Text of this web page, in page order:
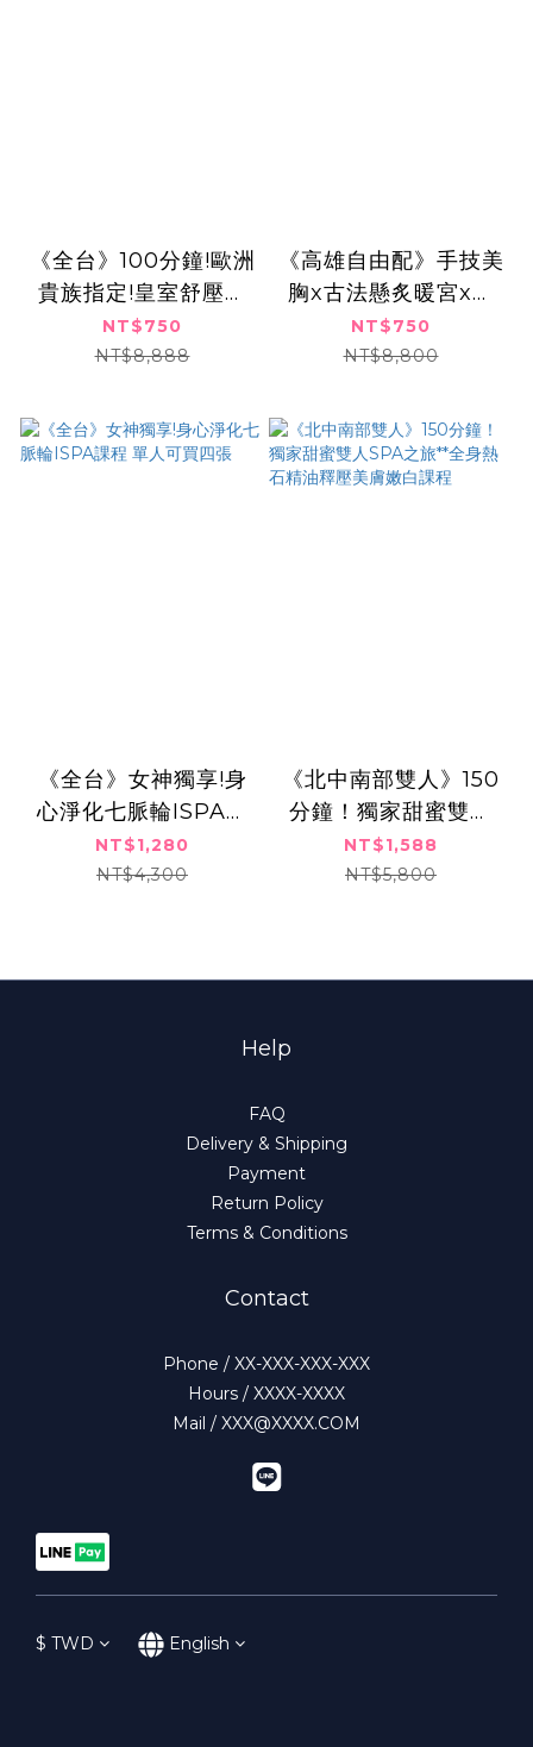
《全台》100分鐘!歐洲
貴族指定!皇室舒壓極
致奢華按摩SPA,750
元
NT$750
NT$8,888
《高雄自由配》手技美
胸x古法懸炙暖宮x美
白纖背亮眼課程 750
元
NT$750
NT$8,800
《全台》女神獨享!身
心淨化七脈輪ISPA課
程 單人可買四張
NT$1,280
NT$4,300
《北中南部雙人》150
分鐘！獨家甜蜜雙人
SPA之旅**全身熱石精
油釋壓美膚嫩白課程
NT$1,588
NT$5,800
Help
FAQ
Delivery & Shipping
Payment
Return Policy
Terms & Conditions
Contact
Phone / XX-XXX-XXX-XXX
Hours / XXXX-XXXX
Mail / XXX@XXXX.COM
$ TWD English